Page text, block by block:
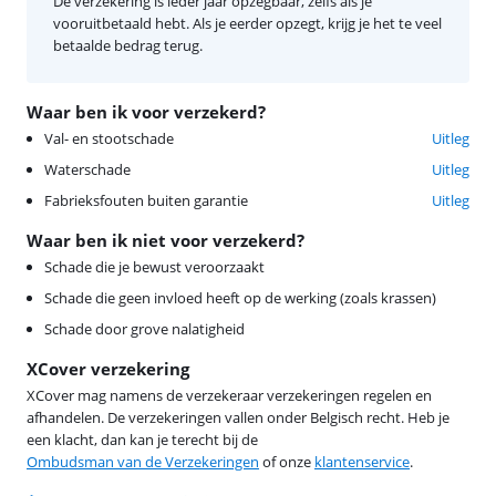
Waar ben ik voor verzekerd?
Val- en stootschade
Uitleg
Waterschade
Uitleg
Fabrieksfouten buiten garantie
Uitleg
Waar ben ik niet voor verzekerd?
Schade die je bewust veroorzaakt
Schade die geen invloed heeft op de werking (zoals krassen)
Schade door grove nalatigheid
XCover verzekering
XCover mag namens de verzekeraar verzekeringen regelen en
afhandelen. De verzekeringen vallen onder Belgisch recht. Heb je
een klacht, dan kan je terecht bij de
Ombudsman van de Verzekeringen of onze klantenservice.
vooruitbetaald hebt. Als je eerder opzegt, krijg je het te veel
betaalde bedrag terug.